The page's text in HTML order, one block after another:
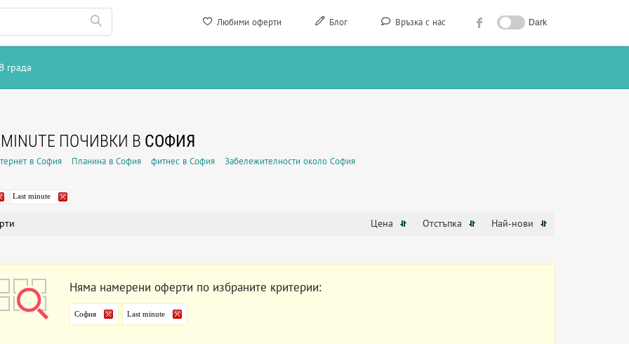
Любими оферти Блог Връзка с нас Dark
В града
MINUTE ПОЧИВКИ В СОФИЯ
в София Планина в София фитнес в София Забележителности около София
Last minute
Цена Отстъпка Най-нови
Няма намерени оферти по избраните критерии:
София Last minute